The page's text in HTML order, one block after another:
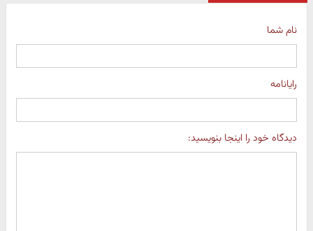
نام شما
رایانامه
دیدگاه خود را اینجا بنویسید: